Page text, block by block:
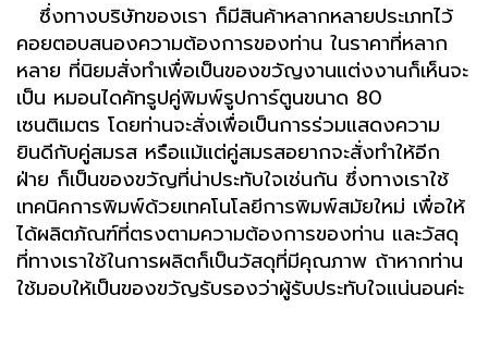
ซึ่งทางบริษัทของเรา ก็มีสินค้าหลากหลายประเภทไว้
คอยตอบสนองความต้องการของท่าน ในราคาที่หลาก
หลาย ที่นิยมสั่งทำเพื่อเป็นของขวัญงานแต่งงานก็เห็นจะ
เป็น หมอนไดคัทรูปคู่พิมพ์รูปการ์ตูนขนาด 80
เซนติเมตร โดยท่านจะสั่งเพื่อเป็นการร่วมแสดงความ
ยินดีกับคู่สมรส หรือแม้แต่คู่สมรสอยากจะสั่งทำให้อีก
ฝ่าย ก็เป็นของขวัญที่น่าประทับใจเช่นกัน ซึ่งทางเราใช้
เทคนิคการพิมพ์ด้วยเทคโนโลยีการพิมพ์สมัยใหม่ เพื่อให้
ได้ผลิตภัณฑ์ที่ตรงตามความต้องการของท่าน และวัสดุ
ที่ทางเราใช้ในการผลิตก็เป็นวัสดุที่มีคุณภาพ ถ้าหากท่าน
ใช้มอบให้เป็นของขวัญรับรองว่าผู้รับประทับใจแน่นอนค่ะ